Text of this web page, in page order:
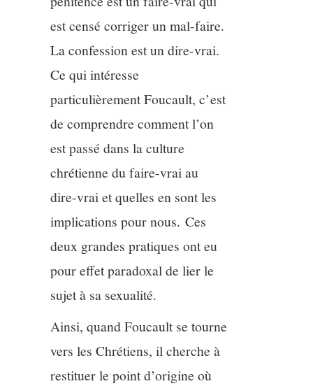
est censé corriger un mal-faire.
La confession est un dire-vrai.
Ce qui intéresse
particulièrement Foucault, c’est
de comprendre comment l’on
est passé dans la culture
chrétienne du faire-vrai au
dire-vrai et quelles en sont les
implications pour nous. Ces
deux grandes pratiques ont eu
pour effet paradoxal de lier le
sujet à sa sexualité.
Ainsi, quand Foucault se tourne
vers les Chrétiens, il cherche à
restituer le point d’origine où